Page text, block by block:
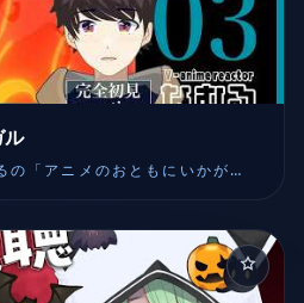
ル
の「アニメのおともにいかがで